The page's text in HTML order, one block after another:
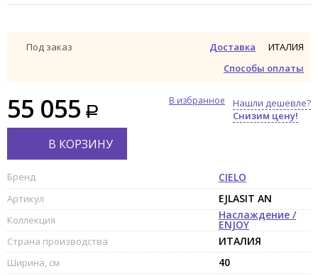
Под заказ
Доставка
Способы оплаты
ИТАЛИЯ
55 055
Нашли дешевле?
Снизим цену!
В избранное
В КОРЗИНУ
Бренд CIELO
Артикул EJLASIT AN
Коллекция Наслаждение /
ENJOY
Страна производства ИТАЛИЯ
Ширина, см 40